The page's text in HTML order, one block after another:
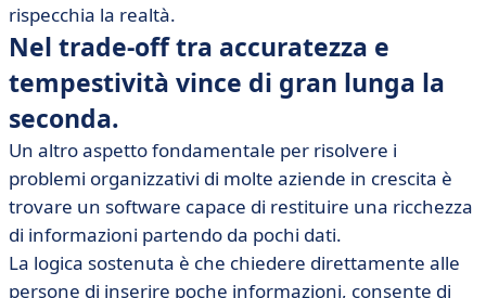
rispecchia la realtà.
Nel trade-off tra accuratezza e
tempestività vince di gran lunga la
seconda.
Un altro aspetto fondamentale per risolvere i
problemi organizzativi di molte aziende in crescita è
trovare un software capace di restituire una ricchezza
di informazioni partendo da pochi dati.
La logica sostenuta è che chiedere direttamente alle
persone di inserire poche informazioni, consente di